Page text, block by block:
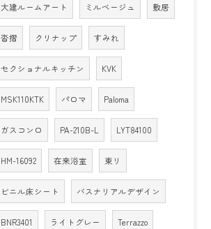
大建ルームアート ミルベージュ 敷居
沓摺 クリナップ すみれ
セクショナルキッチン KVK
MSK110KTK パロマ Paloma
ガスコンロ PA-210B-L LYT84100
HM-16092 在来浴室 東リ
ビニル床シート バスナリアルデザイン
BNR3401 ライトグレー Terrazzo